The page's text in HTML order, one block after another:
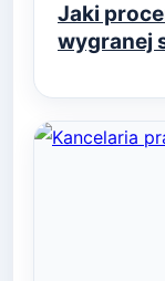
Jaki
wygranej